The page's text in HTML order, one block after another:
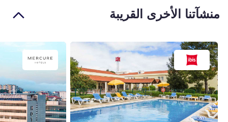
منشآتنا الأخرى القريبة